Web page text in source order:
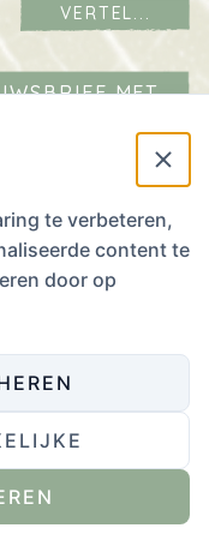
VERTEL...
MET
ontwerp door Zender
te verbeteren,
content te
door op